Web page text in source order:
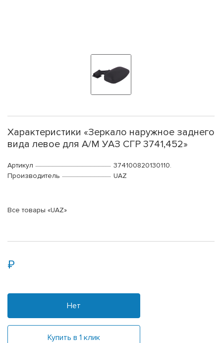
Характеристики «Зеркало наружное заднего
вида левое для А/М УАЗ СГР 3741,452»
Артикул
374100820130110.
Производитель
UAZ
Все товары «UAZ»
Нет
Купить в 1 клик